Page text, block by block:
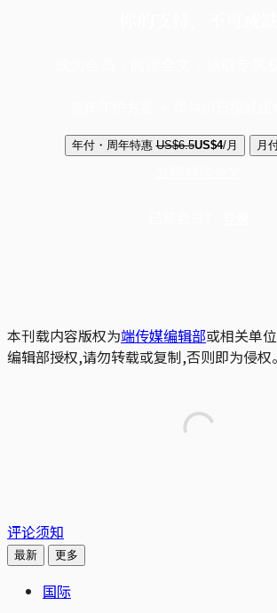
年付・周年特惠 US$6.5US$4/月 月
本刊载内容版权为端传媒编辑部或相关单
编辑部授权,请勿转载或复制,否则即为侵权。
评论须知
最新 更多
国际